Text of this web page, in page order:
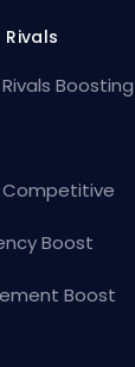
Boosting
Competitive
Boost
Boost